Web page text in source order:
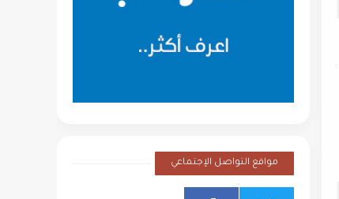
مواقع التواصل الإجتماعي